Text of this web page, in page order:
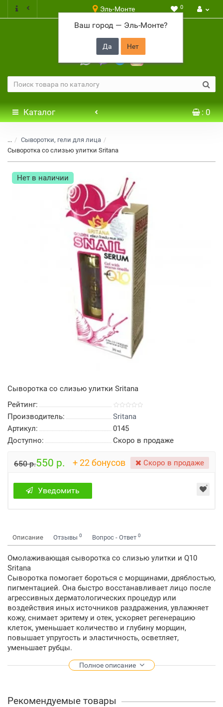
Эль-Монте
Ваш город — Эль-Монте?
0
+7 917 646 65 48
Каталог : 0
...
Сыворотки, гели для лица
Сыворотка со слизью улитки Sritana
Нет в наличии
Сыворотка со слизью улитки Sritana
Рейтинг:
Производитель:
Sritana
Артикул:
0145
Доступно:
Скоро в продаже
650 р.550 р. + 22 бонусов Скоро в продаже
Уведомить
Описание Отзывы 0 Вопрос - Ответ 0
Омолаживающая сыворотка со слизью улитки и Q10
Sritana
Сыворотка помогает бороться с морщинами, дряблостью,
пигментацией. Она быстро восстанавливает лицо после
агрессивных дерматологических процедур или
воздействия иных источников раздражения, увлажняет
кожу, снимает эритему и отек, ускоряет регенерацию
клеток, уменьшает количество и глубину морщин,
повышает упругость и эластичность, осветляет,
уменьшает рубцы.
Способ применения: на очищенную кожу лица и шеи
наносить круговыми движениями 2 раза в день.
Полное описание
Рекомендуемые товары